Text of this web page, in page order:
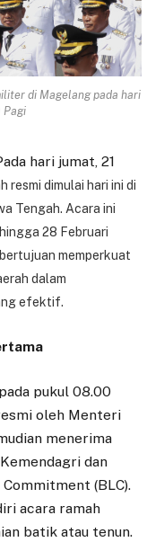
di Magelang pada hari
Pagi
hari jumat, 21
resmi dimulai hari ini di
Tengah. Acara ini
28 Februari
memperkuat
dalam
efektif.
pukul 08.00
oleh Menteri
menerima
dan
(BLC).
acara ramah
batik atau tenun.